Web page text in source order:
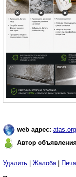
web адрес:
Автор
Удалить Жалоба|